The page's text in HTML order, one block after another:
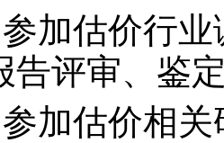
加估价行
告评审、鉴
加估价相关